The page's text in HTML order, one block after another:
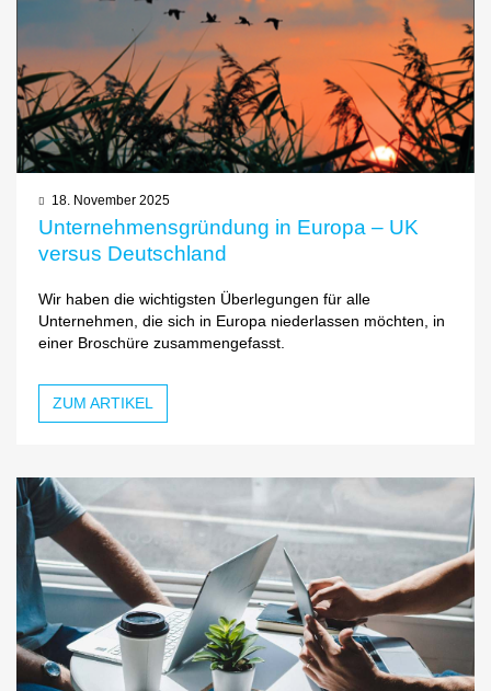
18. November 2025
Unternehmensgründung in Europa – UK
versus Deutschland
Wir haben die wichtigsten Überlegungen für alle
Unternehmen, die sich in Europa niederlassen möchten, in
einer Broschüre zusammengefasst.
ZUM ARTIKEL